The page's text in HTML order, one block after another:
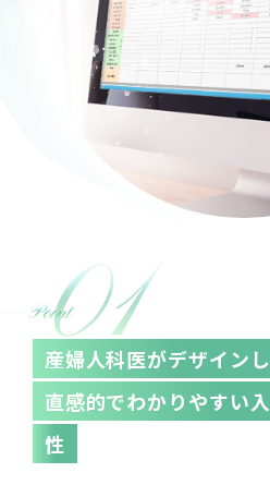
産婦人科医がデザインし
直感的でわかりやすい
性